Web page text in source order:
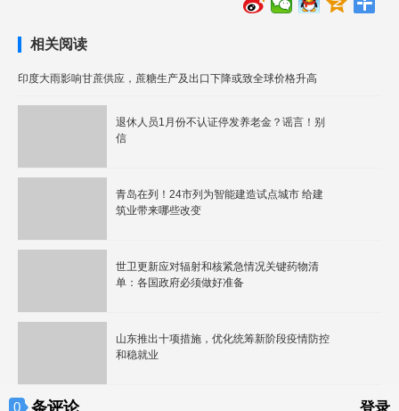
相关阅读
印度大雨影响甘蔗供应，蔗糖生产及出口下降或致全球价格升高
退休人员1月份不认证停发养老金？谣言！别
信
青岛在列！24市列为智能建造试点城市 给建
筑业带来哪些改变
世卫更新应对辐射和核紧急情况关键药物清
单：各国政府必须做好准备
山东推出十项措施，优化统筹新阶段疫情防控
和稳就业
0 条评论 登录